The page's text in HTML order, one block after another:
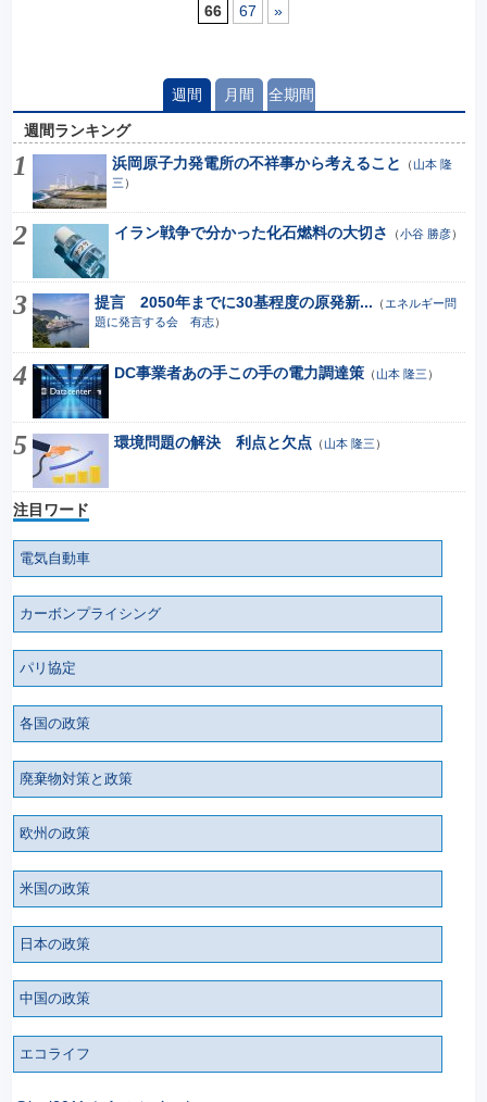
66 67 »
週間 月間 全期間
週間ランキング
浜岡原子力発電所の不祥事から考えること
（山本 隆
三 ）
イラン戦争で分かった化石燃料の大切さ （小谷 勝彦）
提言 2050年までに30基程度の原発新... （ エネルギー問
題に発言する会 有志）
DC事業者あの手この手の電力調達策（山本 隆三 ）
環境問題の解決 利点と欠点 （山本 隆三 ）
注目ワード
電気自動車
カーボンプライシング
パリ協定
各国の政策
廃棄物対策と政策
欧州の政策
米国の政策
日本の政策
中国の政策
エコライフ